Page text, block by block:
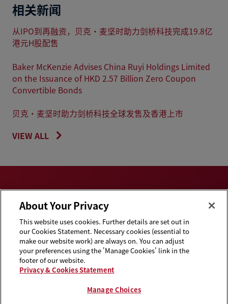
相关新闻
从IPO到再融资，贝克·麦坚时助力剑桥科技完成19.8亿
港元H股配售
Baker McKenzie Advises China Ruyi Holdings Limited
on the Issuance of HKD 2.57 Billion Zero Coupon
Convertible Bonds
贝克·麦坚时助力剑桥科技全球发售及香港上市
VIEW ALL
Disclaimers
Privacy & Cookies
Statement
Cookie Preferences
Handbooks
Supplier Code of
About Your Privacy
This website uses cookies. Further details are set out in
our Cookies Statement. Necessary cookies (essential to
make our website work) are always on. You can adjust
your preferences using the 'Manage Cookies' link in the
footer of our website.
Privacy & Cookies Statement
Manage Choices